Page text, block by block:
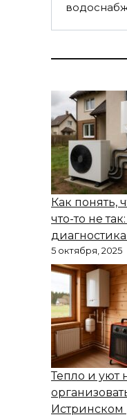
Как понять,
что-то не
5 октября, 2025
Тепло и уют